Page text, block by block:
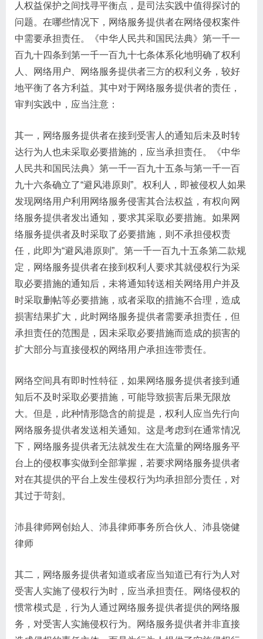
人权益保护之间找寻平衡点，是司法实践中值得探讨的
问题。在哪些情况下，网络服务提供者在网络侵权案件
中需要承担责任。​《中华人民共和国民法典》第一千一
百九十四条到第一千一百九十七条体系化地明确了权利
人、网络用户、网络服务提供者三方的权利义务，较好
地平衡了各方利益。其中对于网络服务提供者的责任，
审判实践中，应当注意：
其一，网络服务提供者在接到受害人的通知后未及时转
达行为人也未采取必要措施的，应当承担责任。​《中华
人民共和国民法典》第一千一百九十五条与第一千一百
九十六条确立了“避风港原则”​。权利人，即被侵权人如果
发现网络用户利用网络服务侵害其合法权益，有权向网
络服务提供者发出通知，要求其采取必要措施。如果网
络服务提供者及时采取了必要措施，则不承担侵权责
任，此即为“避风港原则”​。第一千一百九十五条第二款规
定，网络服务提供者在接到权利人要求其就侵权行为采
取必要措施的通知后，未将通知转送相关网络用户并及
时采取删帖等必要措施，或者采取的措施不合理，造成
损害结果扩大，此时网络服务提供者需要承担责任，但
承担责任的范围是，因未采取必要措施而造成的损害的
扩大部分与直接侵权的网络用户承担连带责任。
网络空间具有即时性特征，如果网络服务提供者接到通
知后不及时采取必要措施，可能导致损害后果无限放
大。但是，此种情形隐含的前提是，权利人应当先行向
网络服务提供者发送相关通知。这是考虑到在通常情况
下，网络服务提供者无法就发生在大流量的网络服务平
台上的侵权事实做到全部掌握，若要求网络服务提供者
对在其提供的平台上发生侵权行为均承担部分责任，对
其过于苛刻。
沛县律师网创始人、沛县律师事务所合伙人、沛县饶健
律师
其二，网络服务提供者知道或者应当知道已有行为人对
受害人实施了侵权行为时，应当承担责任。网络侵权的
惯常模式是，行为人通过网络服务提供者提供的网络服
务，对受害人实施侵权行为。网络服务提供者并非直接